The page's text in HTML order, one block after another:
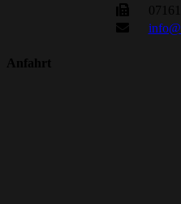
Anfahrt